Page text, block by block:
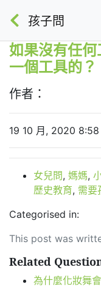
孩子問
如果沒有任
一個工具的？
作者：
19 10 月, 2020
女兒問, 媽媽,
歷史教育, 需要
Categorised in:
This post was
Related
為什麼化妝舞